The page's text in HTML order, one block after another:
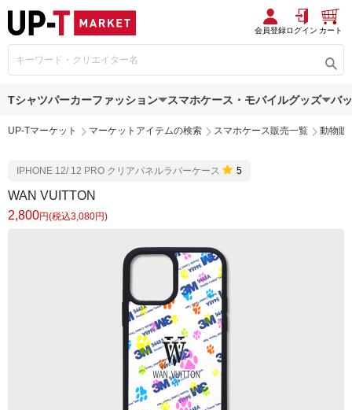
会員登録ログイン カート
Tシャツパーカーファッション スマホケース・モバイルグッズ バ
UP-Tマーケット マーケットアイテムの検索 スマホケース販売一覧 動物販
IPHONE 12/ 12 PRO クリアパネルラバーケース 5
WAN VUITTON
2,800円(税込3,080円)